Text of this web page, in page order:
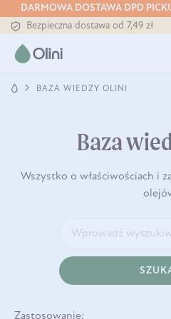
DARMOWA DOSTAWA DPD
Bezpieczna dostawa od 7,49 zł
Darmowa dostawa od 199 zł
Tłoczony zawsze na zimno
BAZA WIEDZY OLINI
Baza
Wszystko o właściwościach i
Zastosowanie: